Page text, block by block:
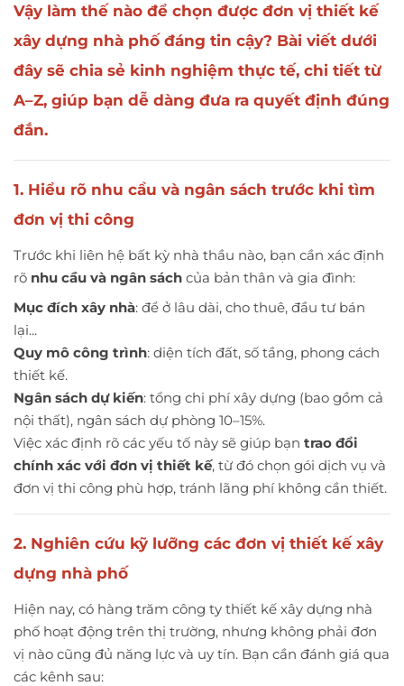
Vậy làm thế nào để chọn được đơn vị thiết kế
xây dựng nhà phố đáng tin cậy? Bài viết dưới
đây sẽ chia sẻ kinh nghiệm thực tế, chi tiết từ
A–Z, giúp bạn dễ dàng đưa ra quyết định đúng
đắn.
1. Hiểu rõ nhu cầu và ngân sách trước khi tìm
đơn vị thi công
Trước khi liên hệ bất kỳ nhà thầu nào, bạn cần xác định
rõ nhu cầu và ngân sách của bản thân và gia đình:
Mục đích xây nhà: để ở lâu dài, cho thuê, đầu tư bán
lại...
Quy mô công trình: diện tích đất, số tầng, phong cách
thiết kế.
Ngân sách dự kiến: tổng chi phí xây dựng (bao gồm cả
nội thất), ngân sách dự phòng 10–15%.
Việc xác định rõ các yếu tố này sẽ giúp bạn trao đổi
chính xác với đơn vị thiết kế, từ đó chọn gói dịch vụ và
đơn vị thi công phù hợp, tránh lãng phí không cần thiết.
2. Nghiên cứu kỹ lưỡng các đơn vị thiết kế xây
dựng nhà phố
Hiện nay, có hàng trăm công ty thiết kế xây dựng nhà
phố hoạt động trên thị trường, nhưng không phải đơn
vị nào cũng đủ năng lực và uy tín. Bạn cần đánh giá qua
các kênh sau: